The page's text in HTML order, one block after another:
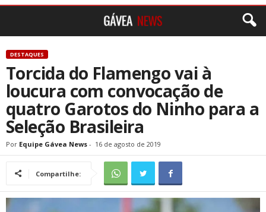
DESTAQUES
Torcida do Flamengo vai à
loucura com convocação de
quatro Garotos do Ninho para a
Seleção Brasileira
Por Equipe Gávea News - 16 de agosto de 2019
Compartilhe: